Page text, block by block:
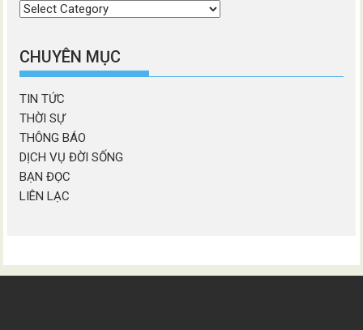
Chọn
mục
CHUYÊN MỤC
TIN TỨC
THỜI SỰ
THÔNG BÁO
DỊCH VỤ ĐỜI SỐNG
BẠN ĐỌC
LIÊN LẠC